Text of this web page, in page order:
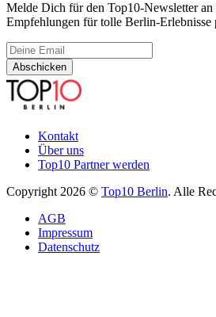
Melde Dich für den Top10-Newsletter an
Empfehlungen für tolle Berlin-Erlebnisse
Abschicken
Kontakt
Über uns
Top10 Partner werden
Copyright 2026 © Top10 Berlin. Alle
AGB
Impressum
Datenschutz